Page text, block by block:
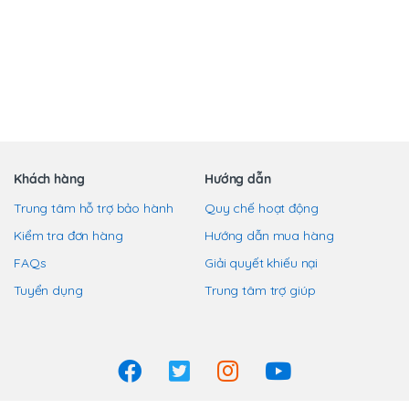
chọn
thể
được
chọn
trang
Khách hàng
Trung tâm hỗ trợ bảo hành
Kiểm tra đơn hàng
FAQs
Tuyển dụng
Hướng dẫn
Quy chế hoạt động
Hướng dẫn mua hàng
Giải quyết khiếu nại
Trung tâm trợ giúp